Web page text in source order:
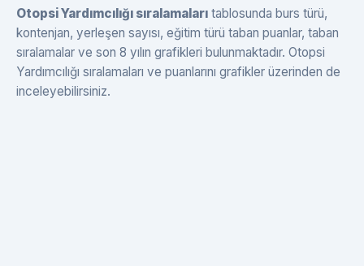
Otopsi Yardımcılığı sıralamaları tablosunda burs türü,
kontenjan, yerleşen sayısı, eğitim türü taban puanlar, taban
sıralamalar ve son 8 yılın grafikleri bulunmaktadır. Otopsi
Yardımcılığı sıralamaları ve puanlarını grafikler üzerinden de
inceleyebilirsiniz.